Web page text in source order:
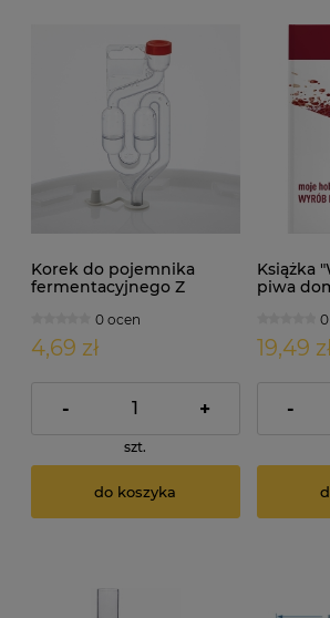
Korek do pojemnika
fermentacyjnego Z
0 ocen
4,69 zł
- +
szt.
do koszyka
Książka
piwa
19,49
-